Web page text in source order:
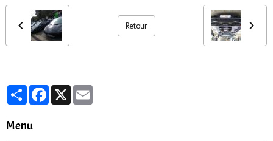
Retour
PartagerFacebook
X
Menu